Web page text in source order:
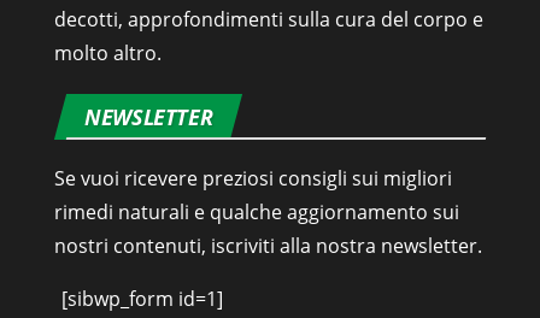
decotti, approfondimenti sulla cura del corpo e
molto altro.
NEWSLETTER
Se vuoi ricevere preziosi consigli sui migliori
rimedi naturali e qualche aggiornamento sui
nostri contenuti, iscriviti alla nostra newsletter.
[sibwp_form id=1]